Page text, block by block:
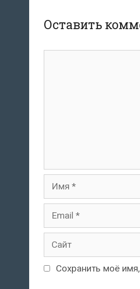
Оставить
Имя
Email
Сайт
Сохранить моё